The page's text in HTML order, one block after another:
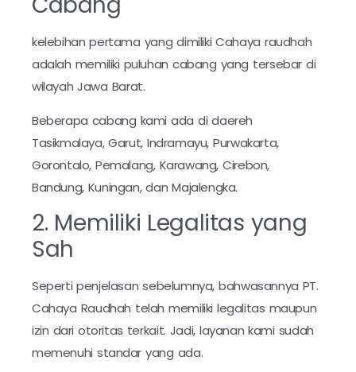
kelebihan pertama yang dimiliki Cahaya raudhah
adalah memiliki puluhan cabang yang tersebar di
wilayah Jawa Barat.
Beberapa cabang kami ada di daereh
Tasikmalaya, Garut, Indramayu, Purwakarta,
Gorontalo, Pemalang, Karawang, Cirebon,
Bandung, Kuningan, dan Majalengka.
2. Memiliki Legalitas yang
Sah
Seperti penjelasan sebelumnya, bahwasannya PT.
Cahaya Raudhah telah memiliki legalitas maupun
izin dari otoritas terkait. Jadi, layanan kami sudah
memenuhi standar yang ada.